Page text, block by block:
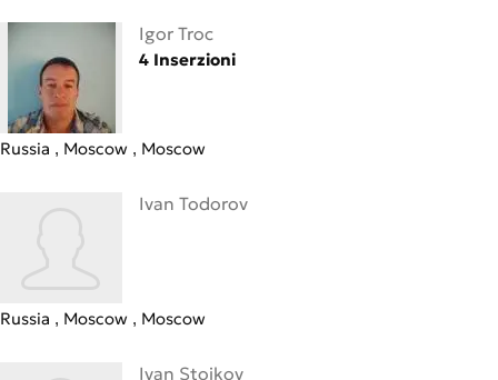
Igor Troc
4 Inserzioni
Russia Moscow Moscow
Ivan Todorov
Russia Moscow Moscow
Ivan Stoikov